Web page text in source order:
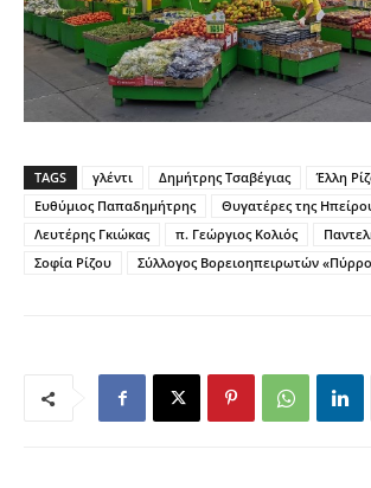
TAGS γλέντι Δημήτρης Τσαβέγιας
Έλλη
Ευθύμιος Παπαδημήτρης
Θυγατέρες της
Λευτέρης Γκιώκας
π. Γεώργιος Κολιός
Σοφία Ρίζου
Σύλλογος Βορειοηπειρωτών